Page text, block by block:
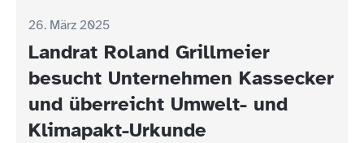
26. März 2025
Landrat Roland Grillmeier
besucht Unternehmen Kassecker
und überreicht Umwelt- und
Klimapakt-Urkunde